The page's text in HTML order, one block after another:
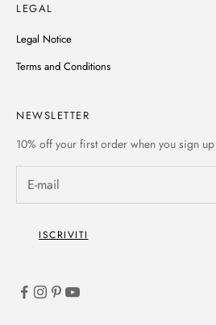
LEGAL
Legal Notice
Terms and Conditions
NEWSLETTER
10% off your first order when you sign
ISCRIVITI